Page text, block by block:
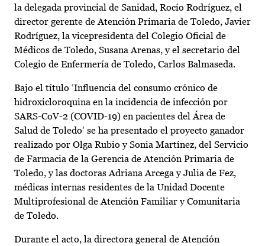
la delegada provincial de Sanidad, Rocío Rodríguez, el
director gerente de Atención Primaria de Toledo, Javier
Rodríguez, la vicepresidenta del Colegio Oficial de
Médicos de Toledo, Susana Arenas, y el secretario del
Colegio de Enfermería de Toledo, Carlos Balmaseda.
Bajo el título ‘Influencia del consumo crónico de
hidroxicloroquina en la incidencia de infección por
SARS-CoV-2 (COVID-19) en pacientes del Área de
Salud de Toledo’ se ha presentado el proyecto ganador
realizado por Olga Rubio y Sonia Martínez, del Servicio
de Farmacia de la Gerencia de Atención Primaria de
Toledo, y las doctoras Adriana Arcega y Julia de Fez,
médicas internas residentes de la Unidad Docente
Multiprofesional de Atención Familiar y Comunitaria
de Toledo.
Durante el acto, la directora general de Atención